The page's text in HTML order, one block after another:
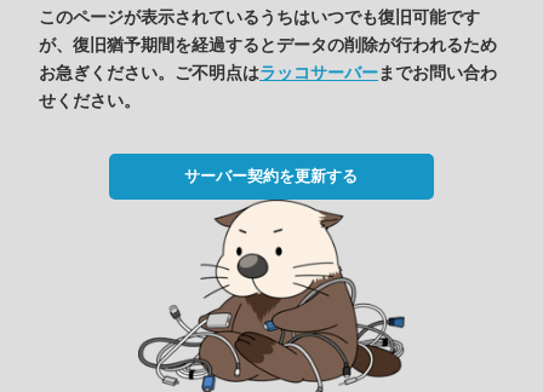
このページが表示されているうちはいつでも復旧可能です
が、復旧猶予期間を経過するとデータの削除が行われるため
お急ぎください。ご不明点はラッコサーバーまでお問い合わ
せください。
サーバー契約を更新する